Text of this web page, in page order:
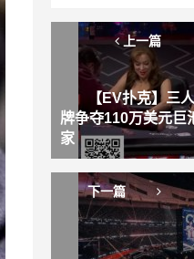
上一篇
【EV扑克】三
牌争夺110万美元巨
家
下一篇